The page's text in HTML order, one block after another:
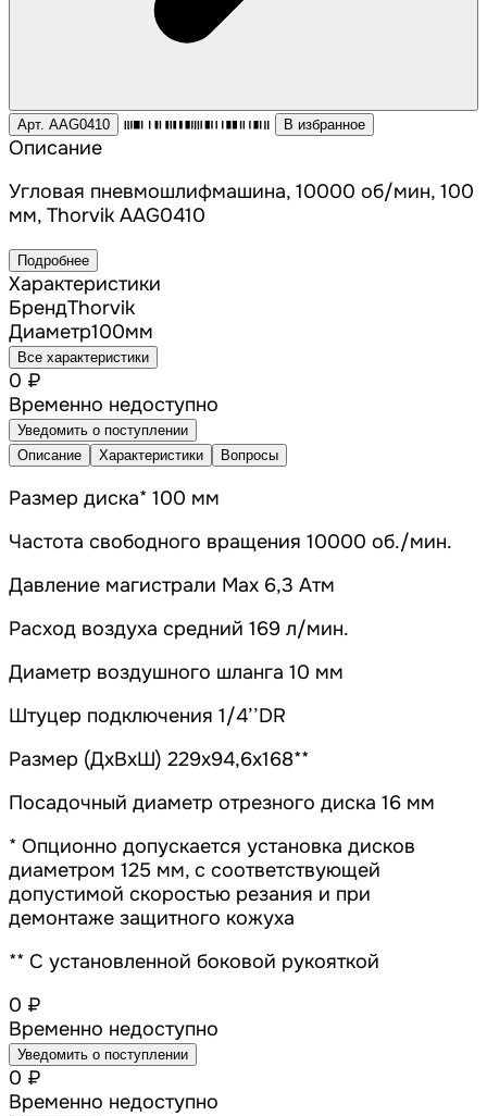
Арт. AAG0410 В избранное
Описание
Угловая пневмошлифмашина, 10000 об/мин, 100
мм, Thorvik AAG0410
Подробнее
Характеристики
БрендThorvik
Диаметр100мм
Все характеристики
0 ₽
Временно недоступно
Уведомить о поступлении
Описание
Характеристики Вопросы
Размер диска* 100 мм
Частота свободного вращения 10000 об./мин.
Давление магистрали Мах 6,3 Атм
Расход воздуха средний 169 л/мин.
Диаметр воздушного шланга 10 мм
Штуцер подключения 1/4’’DR
Размер (ДхВхШ) 229х94,6х168**
Посадочный диаметр отрезного диска 16 мм
* Опционно допускается установка дисков
диаметром 125 мм, с соответствующей
допустимой скоростью резания и при
демонтаже защитного кожуха
** С установленной боковой рукояткой
0 ₽
Временно недоступно
Уведомить о поступлении
0 ₽
Временно недоступно